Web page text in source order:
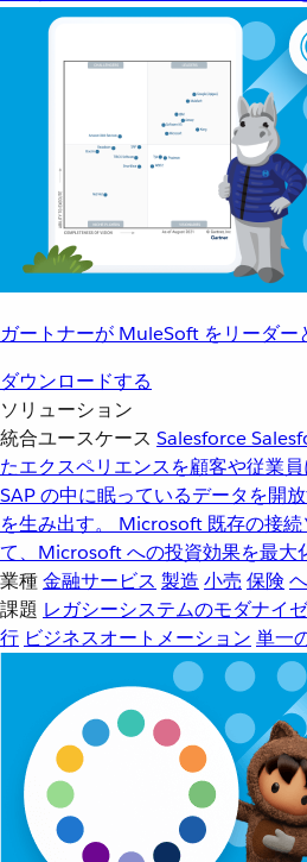
ガートナーが MuleSoft をリーダー
ダウンロードする
ソリューション
統合ユースケース Salesforce
たエクスペリエンスを顧客や従業
SAP の中に眠っているデータを開
を生み出す。
Microsoft 既存の接
て、Microsoft への投資効果を最大
業種金融サービス 製造 小売 保険
課題 レガシーシステムのモダナイ
行 ビジネスオートメーション 単一